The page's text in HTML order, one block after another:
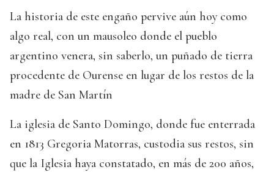
La historia de este engaño pervive aún hoy como
algo real, con un mausoleo donde el pueblo
argentino venera, sin saberlo, un puñado de tierra
procedente de Ourense en lugar de los restos de la
madre de San Martín
La iglesia de Santo Domingo, donde fue enterrada
en 1813 Gregoria Matorras, custodia sus restos, sin
que la Iglesia haya constatado, en más de 200 años,